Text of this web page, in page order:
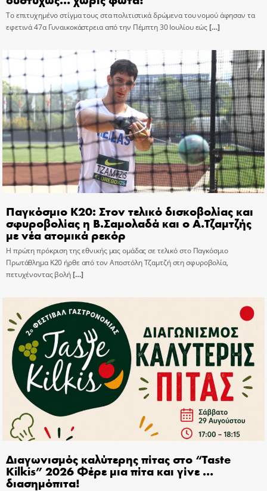
Το επιτυχημένο στίγμα τους στα πολιτιστικά δρώμενα του νομού άφησαν τα
εφετινά 47α Γυναικοκάστρεια από την Πέμπτη 30 Ιουλίου εώς[…]
Παγκόσμιο Κ20: Στον τελικό δισκοβολίας και
σφυροβολίας η Β.Σαμολαδά και ο Α.Τζαμτζής
με νέα ατομικά ρεκόρ
Η πρώτη πρόκριση της εθνικής μας ομάδας σε τελικό στο Παγκόσμιο
Πρωτάθλημα Κ20 ήρθε από τον Αποστόλη Τζαμτζή στη σφυροβολία,
πετυχένοντας βολή[…]
Διαγωνισμός καλύτερης πίτας στο “Taste
Kilkis” 2026 Φέρε μια πίτα και γίνε …
διασημόπιτα!